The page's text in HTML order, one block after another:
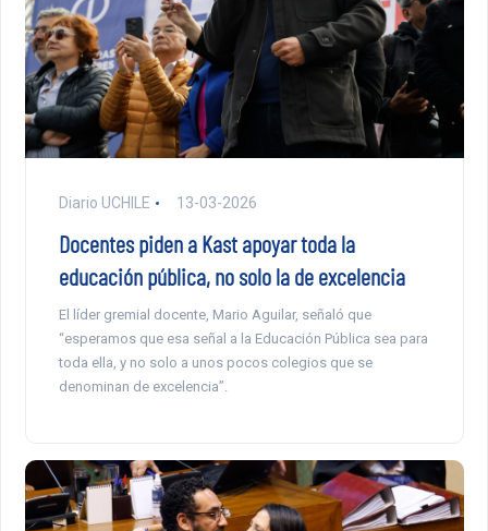
Diario UCHILE 13-03-2026
Docentes piden a Kast apoyar toda la
educación pública, no solo la de excelencia
El líder gremial docente, Mario Aguilar, señaló que
“esperamos que esa señal a la Educación Pública sea para
toda ella, y no solo a unos pocos colegios que se
denominan de excelencia”.